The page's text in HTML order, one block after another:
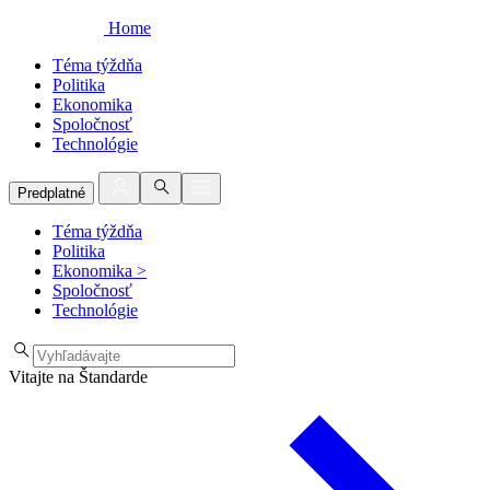
Home
Téma týždňa
Politika
Ekonomika
Spoločnosť
Technológie
Predplatné
Téma týždňa
Politika
Ekonomika >
Spoločnosť
Technológie
Vitajte na Štandarde